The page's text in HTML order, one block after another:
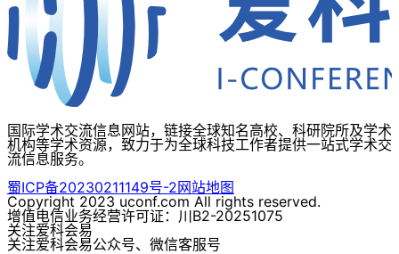
国际学术交流信息网站，链接全球知名高校、科研院所及学术
机构等学术资源，致力于为全球科技工作者提供一站式学术交
流信息服务。
蜀ICP备20230211149号-2网站地图
Copyright 2023 uconf.com All rights reserved.
增值电信业务经营许可证：川B2-20251075
关注爱科会易
关注爱科会易公众号、微信客服号